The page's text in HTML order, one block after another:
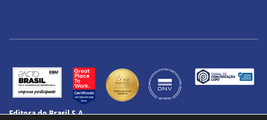
Editora do Brasil S.A.